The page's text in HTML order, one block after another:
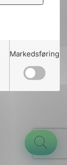
Markedsføring